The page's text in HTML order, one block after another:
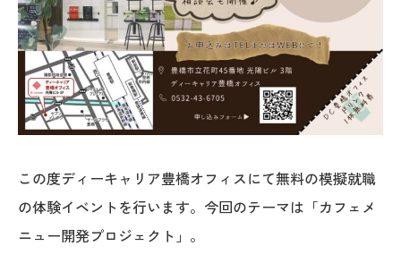
この度ディーキャリア豊橋オフィスにて無料の模擬就職
の体験イベントを行います。今回のテーマは「カフェメ
ニュー開発プロジェクト」。